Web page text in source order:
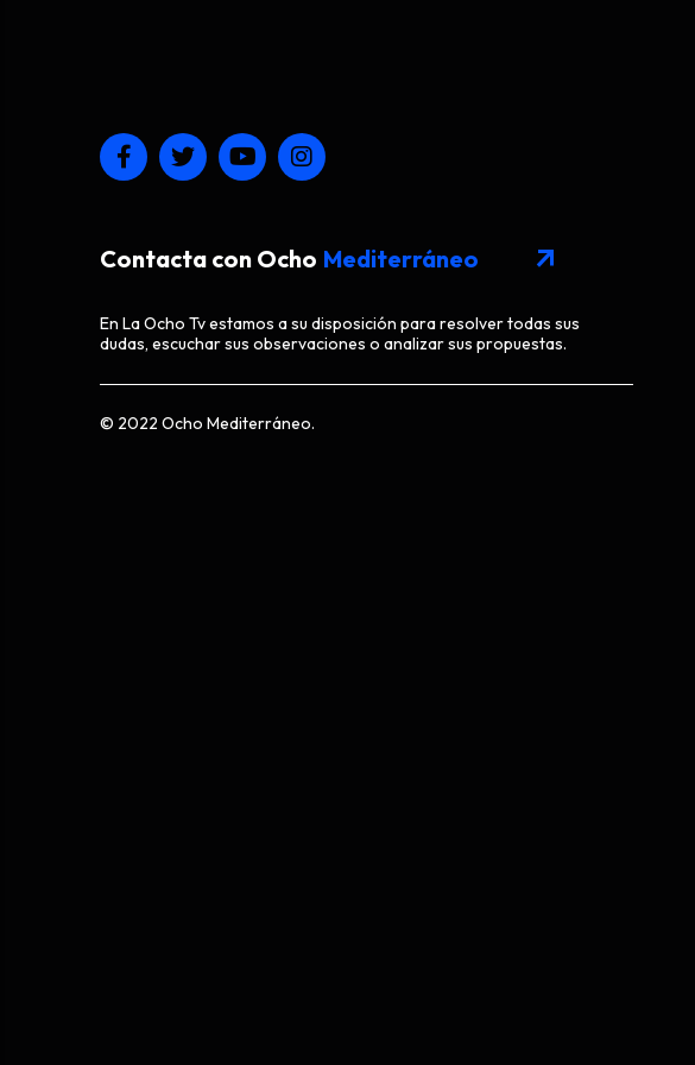
Contacta con Ocho Mediterráneo arrow_outward
En La Ocho Tv estamos a su disposición para resolver todas sus
dudas, escuchar sus observaciones o analizar sus propuestas.
© 2022 Ocho Mediterráneo.